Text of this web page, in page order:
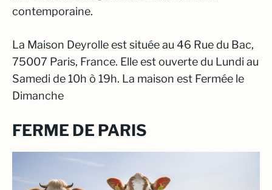
contemporaine.
La Maison Deyrolle est située au 46 Rue du Bac,
75007 Paris, France. Elle est ouverte du Lundi au
Samedi de 10h ò 19h. La maison est Fermée le
Dimanche
FERME DE PARIS